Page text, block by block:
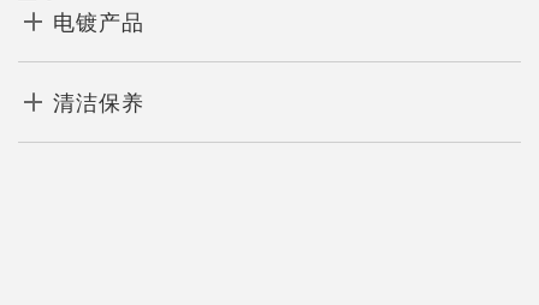
电镀产品
清洁保养